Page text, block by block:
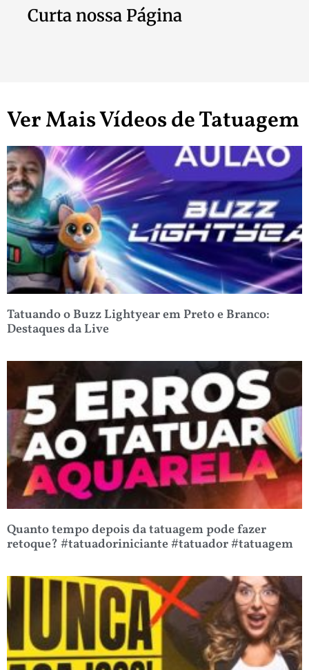
Curta nossa Página
Ver Mais Vídeos de Tatuagem
Tatuando o Buzz Lightyear em Preto e Branco:
Destaques da Live
Quanto tempo depois da tatuagem pode fazer
retoque? #tatuadoriniciante #tatuador #tatuagem